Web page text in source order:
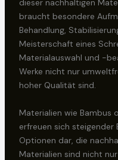
dieser nachhaltigen
braucht besondere
Behandlung,
Meisterschaft eines
Materialauswahl und -
Werke nicht nur
hoher Qualität sind.
Materialien wie Bambus
erfreuen sich
Optionen dar, die
Materialien sind nicht